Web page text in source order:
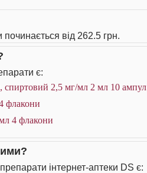
починається від 262.5 грн.
є:
спиртовий 2,5 мг/мл 2 мл 10 ампул
флакони
4 флакони
інтернет-аптеки DS є: